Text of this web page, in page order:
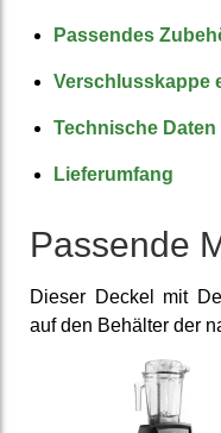
Passendes
Verschlusskappe
Technische Daten
Lieferumfang
Passende
Dieser Deckel mit
auf den Behälter der